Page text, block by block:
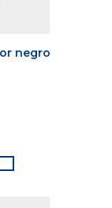
negro